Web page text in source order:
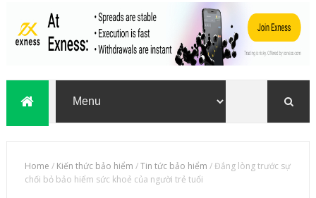
Home / Kiến thức bảo hiểm /Tin tức bảo hiểm /Đắng lòng trước sự
chối bỏ bảo hiểm sức khoẻ của người trẻ tuổi